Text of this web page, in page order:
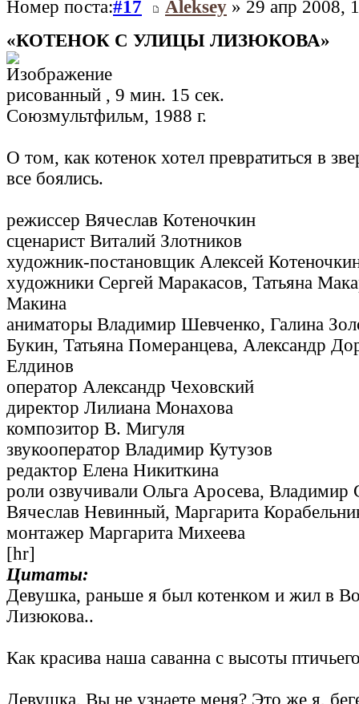
Номер поста:#17 Aleksey » 29 апр 2008,
«КОТЕНОК С УЛИЦЫ ЛИЗЮКОВА»
рисованный , 9 мин. 15 сек.
Союзмультфильм, 1988 г.
О том, как котенок хотел превратиться в
все боялись.
режиссер Вячеслав Котеночкин
сценарист Виталий Злотников
художник-постановщик Алексей
xудожники Сергей Маракасов, Татьяна
Макина
аниматоры Владимир Шевченко, Галина
Букин, Татьяна Померанцева, Александр
Елдинов
оператор Александр Чеховский
директор Лилиана Монахова
композитор В. Мигуля
звукооператор Владимир Кутузов
редактор Елена Никиткина
роли озвучивали Ольга Аросева, Владимир
Вячеслав Невинный, Маргарита
монтажер Маргарита Михеева
[hr]
Цитаты:
Девушка, раньше я был котенком и жил в
Лизюкова..
Как красива наша саванна с высоты
Девушка, Вы не узнаете меня? Это же я,